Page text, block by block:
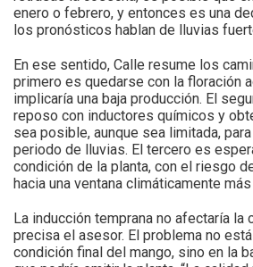
enero o febrero, y entonces es una
los pronósticos hablan de lluvias
En ese sentido, Calle resume los
primero es quedarse con la floración
implicaría una baja producción. El
reposo con inductores químicos y
sea posible, aunque sea limitada,
periodo de lluvias. El tercero es
condición de la planta, con el riesgo
hacia una ventana climáticamente
La inducción temprana no afectaría la
precisa el asesor. El problema no
condición final del mango, sino en la